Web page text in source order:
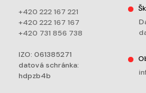
+420 222 167 221
+420 222 167 167
+420 731 856 738
IZO: 061385271
datová schránka:
hdpzb4b